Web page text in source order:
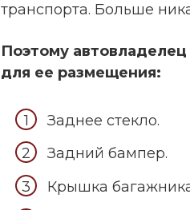
транспорта. Больше
Поэтому
для ее размещения:
Заднее стекло.
Задний бампер.
Крышка